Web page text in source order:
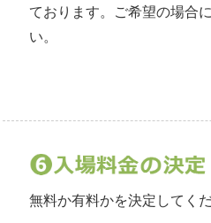
ております。ご希望の場合
い。
無料か有料かを決定してくだ